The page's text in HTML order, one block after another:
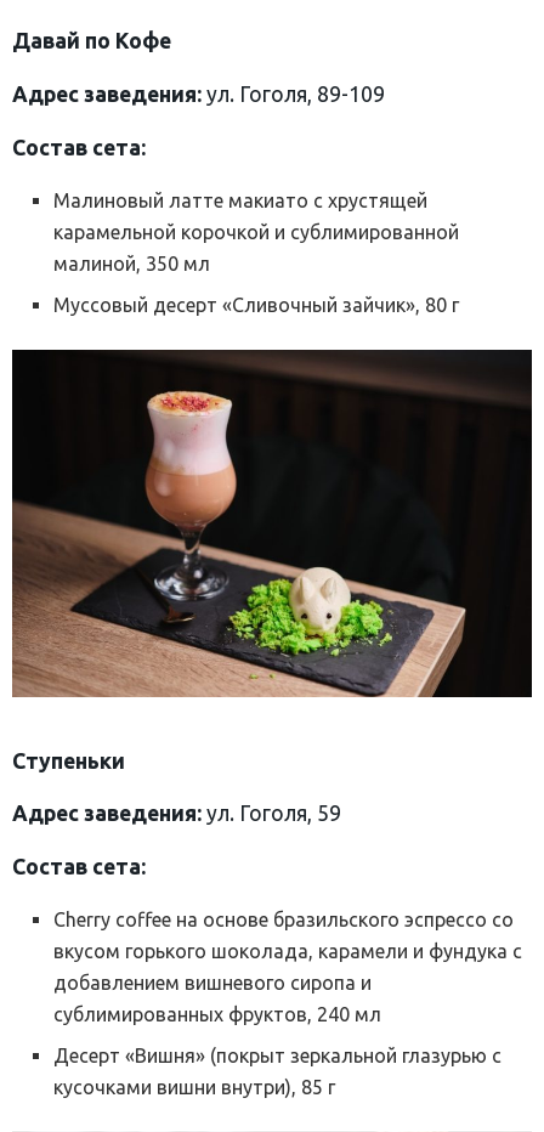
Давай по Кофе
Адрес заведения: ул. Гоголя, 89-109
Состав сета:
Малиновый латте макиато с хрустящей
карамельной корочкой и сублимированной
малиной, 350 мл
Муссовый десерт «Сливочный зайчик», 80 г
Ступеньки
Адрес заведения: ул. Гоголя, 59
Состав сета:
Cherry coffee на основе бразильского эспрессо со
вкусом горького шоколада, карамели и фундука с
добавлением вишневого сиропа и
сублимированных фруктов, 240 мл
Десерт «Вишня» (покрыт зеркальной глазурью с
кусочками вишни внутри), 85 г